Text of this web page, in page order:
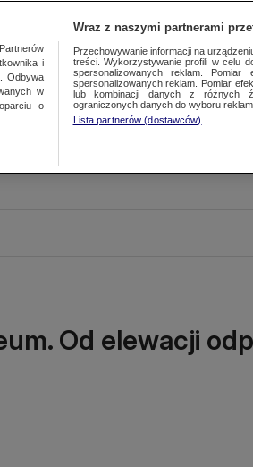
Od elewacji
i
Odbywa
w
o
Wraz z naszymi partnerami
Przechowywanie informacji na
treści. Wykorzystywanie profili w celu
spersonalizowanych reklam.
spersonalizowanych reklam. Pomiar
lub kombinacji danych z różnych
ograniczonych danych do wyboru reklam.
Lista partnerów (dostawców)